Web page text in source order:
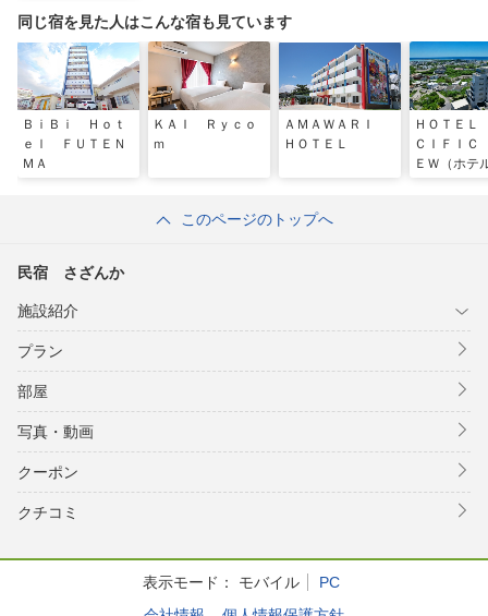
同じ宿を見た人はこんな宿も見ています
ＢｉＢｉ Ｈｏｔ
ｅｌ ＦＵＴＥＮ
ＭＡ
ＫＡＩ Ｒｙｃｏ
ｍ
ＡＭＡＷＡＲＩ
ＨＯＴＥＬ
ＨＯＴＥ
ＣＩＦＩ
ＥＷ（ホテ
このページのトップへ
民宿 さざんか
施設紹介
プラン
部屋
写真・動画
クーポン
クチコミ
表示モード： モバイル
PC